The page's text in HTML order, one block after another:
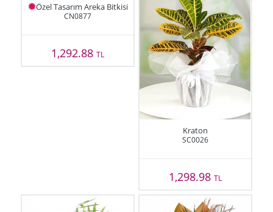
Özel Tasarım Areka Bitkisi
CN0877
1,292.88TL
Kraton
SC0026
1,298.98 TL